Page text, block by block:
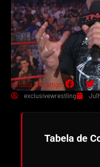
Partilha este artigo:
exclusivewrestling
Tabela de